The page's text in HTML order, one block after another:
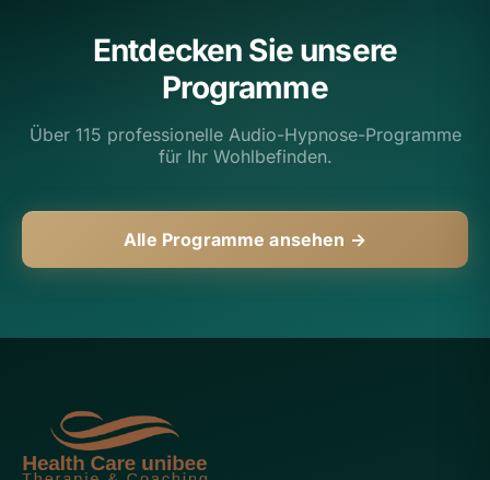
Entdecken Sie unsere
Programme
Über 115 professionelle Audio-Hypnose-Programme
für Ihr Wohlbefinden.
Alle Programme ansehen →